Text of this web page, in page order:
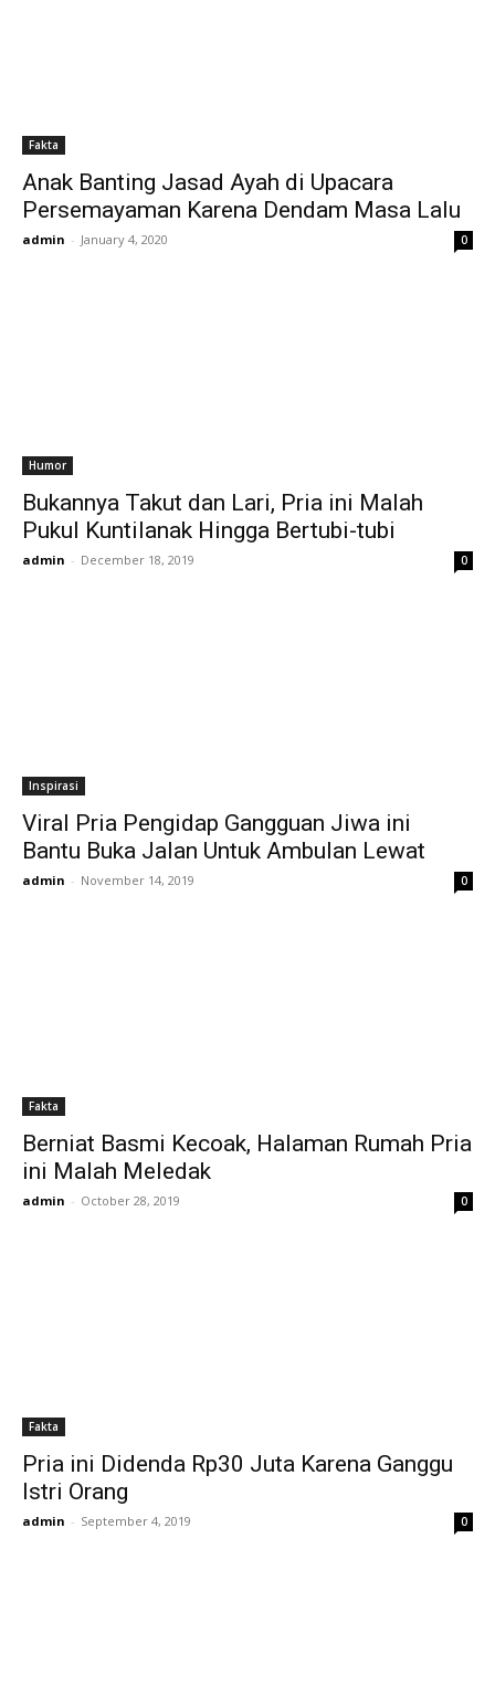
Fakta
Anak Banting Jasad Ayah di Upacara
Persemayaman Karena Dendam Masa Lalu
admin - January 4, 2020 0
Humor
Bukannya Takut dan Lari, Pria ini Malah
Pukul Kuntilanak Hingga Bertubi-tubi
admin - December 18, 2019 0
Inspirasi
Viral Pria Pengidap Gangguan Jiwa ini
Bantu Buka Jalan Untuk Ambulan Lewat
admin - November 14, 2019 0
Fakta
Berniat Basmi Kecoak, Halaman Rumah Pria
ini Malah Meledak
admin - October 28, 2019 0
Fakta
Pria ini Didenda Rp30 Juta Karena Ganggu
Istri Orang
admin - September 4, 2019 0